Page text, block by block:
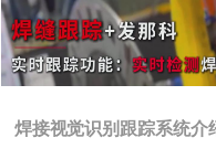
焊接视觉识别跟踪系统介